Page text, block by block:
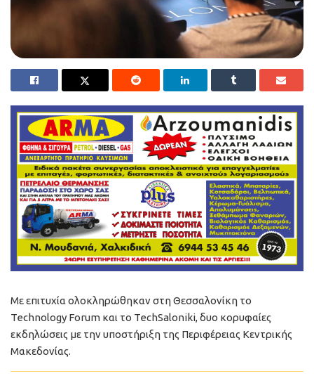
Με επιτυχία ολοκληρώθηκαν στη Θεσσαλονίκη το
Technology Forum και το TechSaloniki, δυο κορυφαίες
εκδηλώσεις με την υποστήριξη της Περιφέρειας Κεντρικής
Μακεδονίας.